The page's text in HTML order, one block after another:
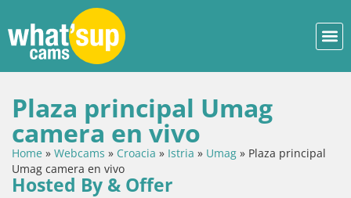
Plaza principal Umag
camera en vivo
Home » Webcams » Croacia » Istria » Umag » Plaza principal
Umag camera en vivo
Hosted By & Offer